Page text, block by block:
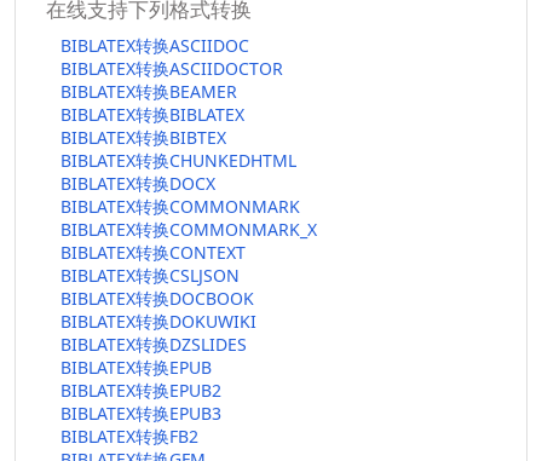
在线支持下列格式转换
BIBLATEX转换ASCIIDOC
BIBLATEX转换ASCIIDOCTOR
BIBLATEX转换BEAMER
BIBLATEX转换BIBLATEX
BIBLATEX转换BIBTEX
BIBLATEX转换CHUNKEDHTML
BIBLATEX转换DOCX
BIBLATEX转换COMMONMARK
BIBLATEX转换COMMONMARK_X
BIBLATEX转换CONTEXT
BIBLATEX转换CSLJSON
BIBLATEX转换DOCBOOK
BIBLATEX转换DOKUWIKI
BIBLATEX转换DZSLIDES
BIBLATEX转换EPUB
BIBLATEX转换EPUB2
BIBLATEX转换EPUB3
BIBLATEX转换FB2